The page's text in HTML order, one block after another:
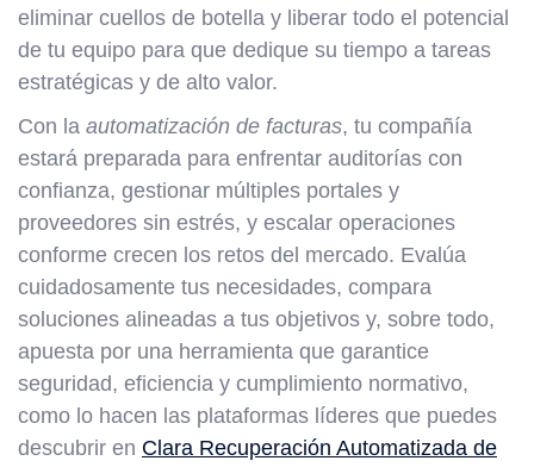
eliminar cuellos de botella y liberar todo el potencial
de tu equipo para que dedique su tiempo a tareas
estratégicas y de alto valor.
Con la automatización de facturas, tu compañía
estará preparada para enfrentar auditorías con
confianza, gestionar múltiples portales y
proveedores sin estrés, y escalar operaciones
conforme crecen los retos del mercado. Evalúa
cuidadosamente tus necesidades, compara
soluciones alineadas a tus objetivos y, sobre todo,
apuesta por una herramienta que garantice
seguridad, eficiencia y cumplimiento normativo,
como lo hacen las plataformas líderes que puedes
descubrir en Clara Recuperación Automatizada de